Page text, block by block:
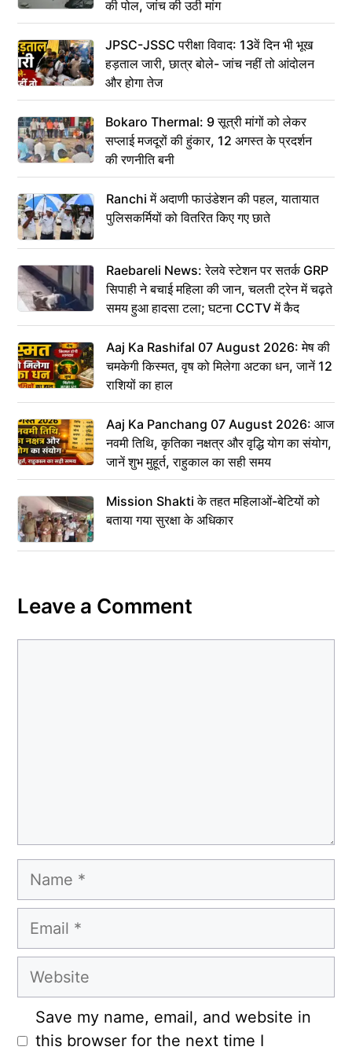
की पोल, जांच की उठी मांग
JPSC-JSSC परीक्षा विवाद: 13वें दिन भी भूख
हड़ताल जारी, छात्र बोले- जांच नहीं तो आंदोलन
और होगा तेज
Bokaro Thermal: 9 सूत्री मांगों को लेकर
सप्लाई मजदूरों की हुंकार, 12 अगस्त के प्रदर्शन
की रणनीति बनी
Ranchi में अदाणी फाउंडेशन की पहल, यातायात
पुलिसकर्मियों को वितरित किए गए छाते
Raebareli News: रेलवे स्टेशन पर सतर्क GRP
सिपाही ने बचाई महिला की जान, चलती ट्रेन में चढ़ते
समय हुआ हादसा टला; घटना CCTV में कैद
Aaj Ka Rashifal 07 August 2026: मेष की
चमकेगी किस्मत, वृष को मिलेगा अटका धन, जानें 12
राशियों का हाल
Aaj Ka Panchang 07 August 2026: आज
नवमी तिथि, कृतिका नक्षत्र और वृद्धि योग का संयोग,
जानें शुभ मुहूर्त, राहुकाल का सही समय
Mission Shakti के तहत महिलाओं-बेटियों को
बताया गया सुरक्षा के अधिकार
Leave a Comment
Name
Email
Website
Save my name, email, and website in
this browser for the next time I